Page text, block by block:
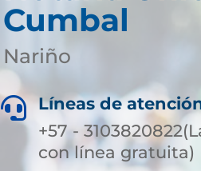
Cumbal
Nariño
 Líneas de
+57 -
con línea gratuita)